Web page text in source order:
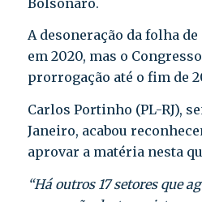
A desoneração da folha
em 2020, mas o
prorrogação até o fim de
Carlos Portinho (PL-RJ),
Janeiro, acabou
aprovar a matéria nesta
“Há outros 17 setores que